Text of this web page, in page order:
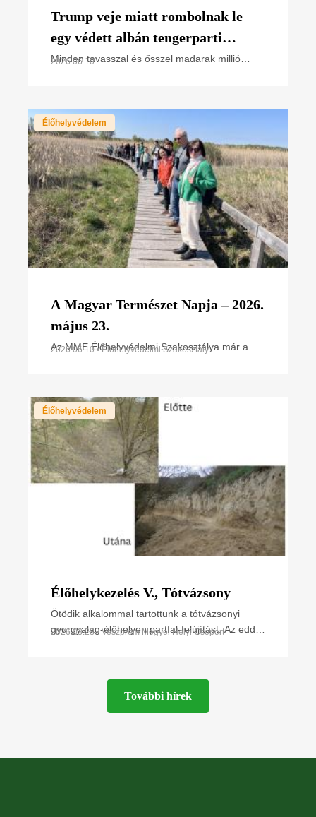
Trump veje miatt rombolnak le
egy védett albán tengerparti
élőhelyet – a magyar madarak
Minden tavasszal és ősszel madarak millió
2026.06.10
Élőhelyvédelem
A Magyar Természet Napja – 2026.
május 23.
Az MME Élőhelyvédelmi Szakosztálya már a
2026.06.10 • Élőhelyvédelmi Szakosztály
Élőhelyvédelem
Élőhelykezelés V., Tótvázsony
Ötödik alkalommal tartottunk a tótvázsonyi
gyurgyalag-élőhelyen partfal-felújítást. Az eddigi
2026.03.28 • Veszprém Megyei Helyi Csoport
További hírek